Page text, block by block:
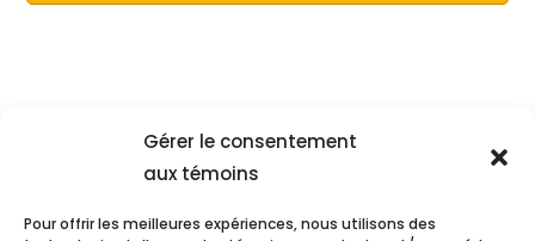
Gérer le consentement
aux témoins
Pour offrir les meilleures expériences, nous utilisons des
Ce parcours immersif n’aurait pu
LeProgramme Évolution-